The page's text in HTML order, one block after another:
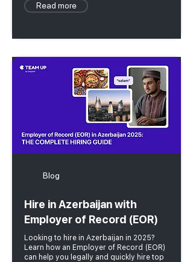
Read more
Blog
Hire in Azerbaijan with
Employer of Record (EOR)
Looking to hire in Azerbaijan in 2025?
Learn how an Employer of Record (EOR)
can help you legally and quickly hire top